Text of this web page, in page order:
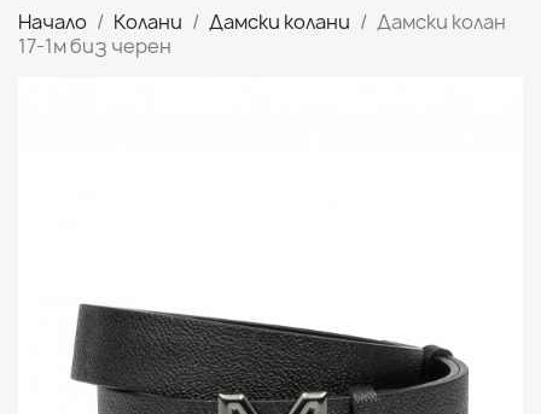
Начало Колани Дамски колани
Дамски колан
17-1м биз черен